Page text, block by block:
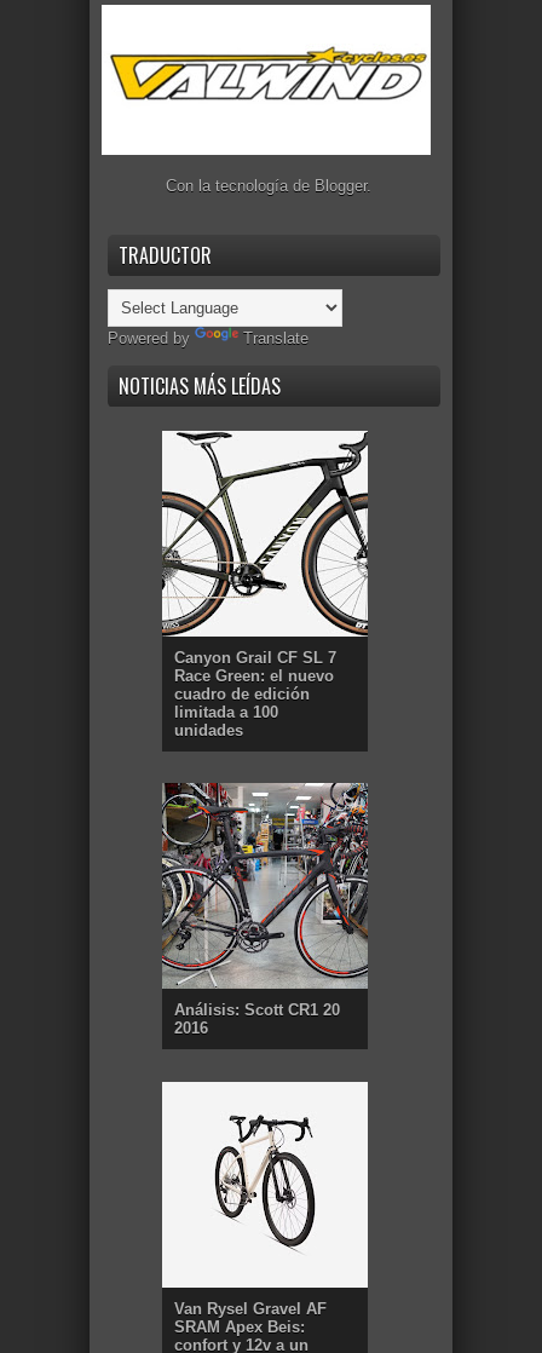
Con la tecnología de Blogger.
TRADUCTOR
Powered by Translate
NOTICIAS MÁS LEÍDAS
Canyon Grail CF SL 7
Race Green: el nuevo
cuadro de edición
limitada a 100
unidades
Análisis: Scott CR1 20
2016
Van Rysel Gravel AF
SRAM Apex Beis:
confort y 12v a un